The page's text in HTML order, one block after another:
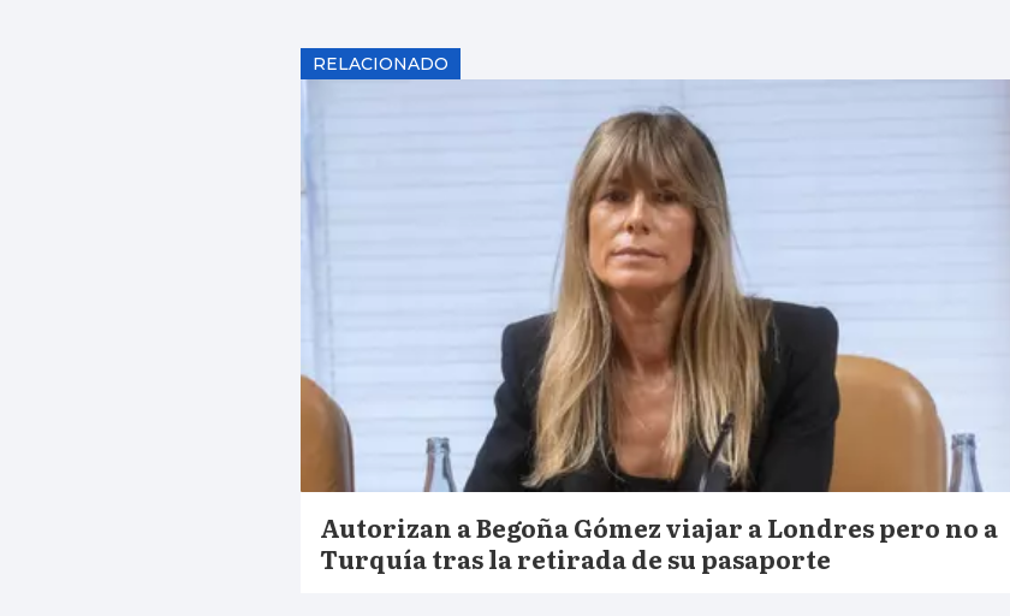
RELACIONADO
Autorizan a Begoña Gómez viajar a Londres pero no a
Turquía tras la retirada de su pasaporte